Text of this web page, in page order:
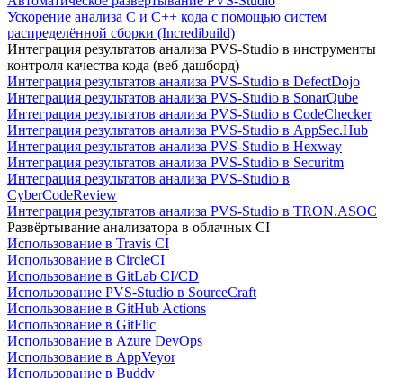
Ускорение анализа C и C++ кода с помощью систем
распределённой сборки (Incredibuild)
Интеграция результатов анализа PVS-Studio в инструменты
контроля качества кода (веб дашборд)
Интеграция результатов анализа PVS-Studio в DefectDojo
Интеграция результатов анализа PVS-Studio в SonarQube
Интеграция результатов анализа PVS-Studio в CodeChecker
Интеграция результатов анализа PVS-Studio в AppSec.Hub
Интеграция результатов анализа PVS-Studio в Hexway
Интеграция результатов анализа PVS-Studio в Securitm
Интеграция результатов анализа PVS-Studio в
CyberCodeReview
Интеграция результатов анализа PVS-Studio в TRON.ASOC
Развёртывание анализатора в облачных CI
Использование в Travis CI
Использование в CircleCI
Использование в GitLab CI/CD
Использование PVS-Studio в SourceCraft
Использование в GitHub Actions
Использование в GitFlic
Использование в Azure DevOps
Использование в AppVeyor
Использование в Buddy